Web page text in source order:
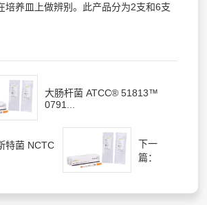
培养皿上做辨别。此产品分为2支和6支
大肠杆菌 ATCC® 51813™
0791...
特菌 NCTC
下一
篇：